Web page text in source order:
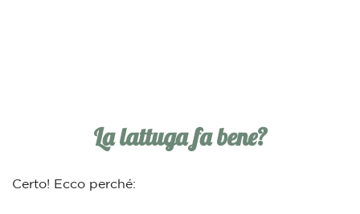
La lattuga fa bene?
Certo! Ecco perché: